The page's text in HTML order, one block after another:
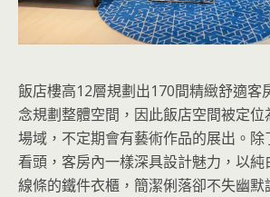
飯店樓高12層規劃出170間精緻舒適客
念規劃整體空間，因此飯店空間被定
場域，不定期會有藝術作品的展出。除
看頭，客房內一樣深具設計魅力，以
線條的鐵件衣櫃，簡潔俐落卻不失幽默